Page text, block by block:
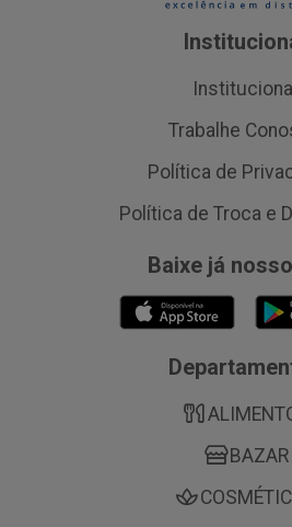
Institucional
Trabalhe
Política de
Política de Troca e
Baixe já
BAZAR